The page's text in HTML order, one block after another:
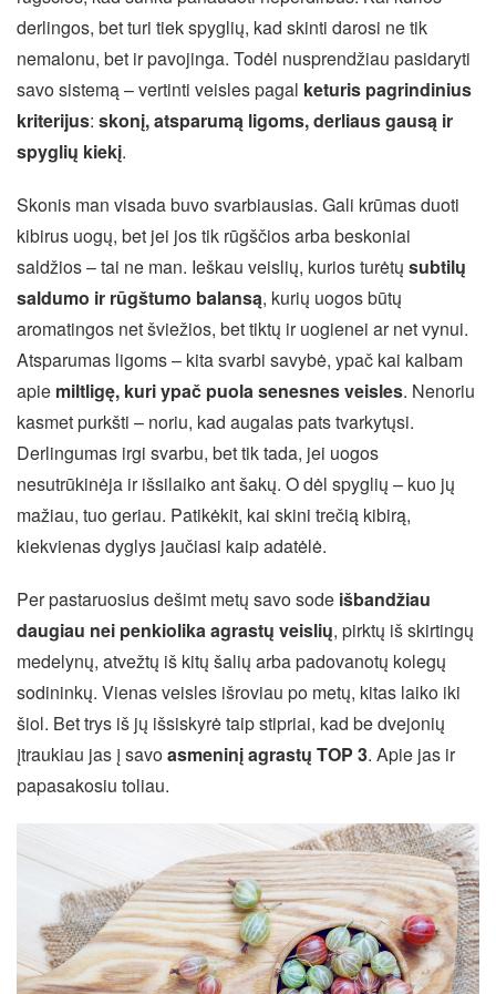
derlingos, bet turi tiek spyglių, kad skinti darosi ne tik
nemalonu, bet ir pavojinga. Todėl nusprendžiau pasidaryti
savo sistemą – vertinti veisles pagal keturis pagrindinius
kriterijus: skonį, atsparumą ligoms, derliaus gausą ir
spyglių kiekį.
Skonis man visada buvo svarbiausias. Gali krūmas duoti
kibirus uogų, bet jei jos tik rūgščios arba beskoniai
saldžios – tai ne man. Ieškau veislių, kurios turėtų subtilų
saldumo ir rūgštumo balansą, kurių uogos būtų
aromatingos net šviežios, bet tiktų ir uogienei ar net vynui.
Atsparumas ligoms – kita svarbi savybė, ypač kai kalbam
apie miltligę, kuri ypač puola senesnes veisles. Nenoriu
kasmet purkšti – noriu, kad augalas pats tvarkytųsi.
Derlingumas irgi svarbu, bet tik tada, jei uogos
nesutrūkinėja ir išsilaiko ant šakų. O dėl spyglių – kuo jų
mažiau, tuo geriau. Patikėkit, kai skini trečią kibirą,
kiekvienas dyglys jaučiasi kaip adatėlė.
Per pastaruosius dešimt metų savo sode išbandžiau
daugiau nei penkiolika agrastų veislių, pirktų iš skirtingų
medelynų, atvežtų iš kitų šalių arba padovanotų kolegų
sodininkų. Vienas veisles išroviau po metų, kitas laiko iki
šiol. Bet trys iš jų išsiskyrė taip stipriai, kad be dvejonių
įtraukiau jas į savoasmeninį agrastų TOP 3. Apie jas ir
papasakosiu toliau.